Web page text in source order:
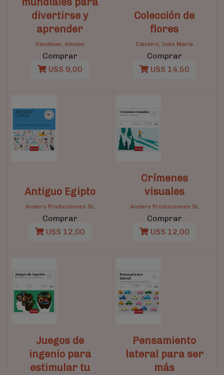
divertirse y
aprender
Gandman, Alexiev
Comprar
U$S 9,00
Colección de
flores
Calveiro, Inés María
Comprar
U$S 14,50
Antiguo Egipto
Anders Producciones SL
Comprar
U$S 12,00
Crímenes
visuales
Anders Producciones SL
Comprar
U$S 12,00
Juegos de
ingenio para
estimular tu
Pensamiento
lateral para ser
más